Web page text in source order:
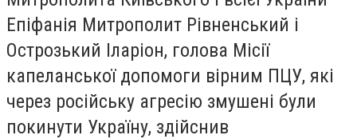
Епіфанія Митрополит Рівненський і
Острозький Іларіон, голова Місії
капеланської допомоги вірним ПЦУ, які
через російську агресію змушені були
покинути Україну, здійснив